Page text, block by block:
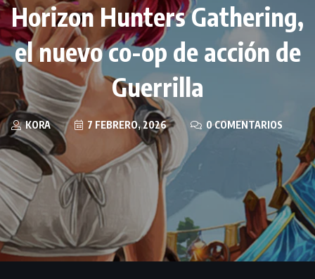
Horizon Hunters Gathering,
el nuevo co-op de acción de
Guerrilla
KORA 7 FEBRERO, 2026 0 COMENTARIOS